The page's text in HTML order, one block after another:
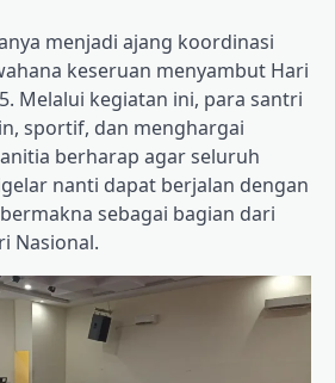
menjadi ajang koordinasi
keseruan menyambut Hari
Melalui kegiatan ini, para santri
sportif, dan menghargai
berharap agar seluruh
nanti dapat berjalan dengan
sebagai bagian dari
Nasional.